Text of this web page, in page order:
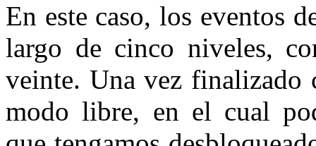
En este caso, los eventos
largo de cinco niveles,
veinte. Una vez finalizado
modo libre, en el cual